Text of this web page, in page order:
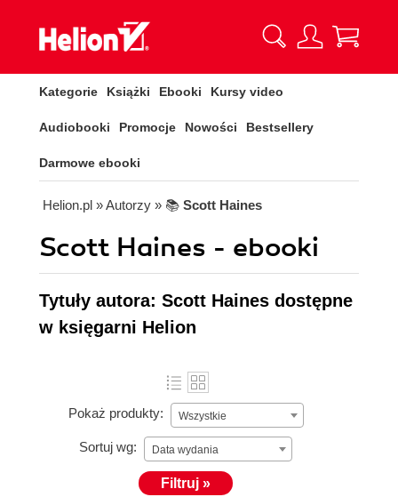
Kategorie Książki Ebooki Kursy video
Audiobooki Promocje Nowości Bestsellery
Darmowe ebooki
Helion.pl » Autorzy » 📚 Scott Haines
Scott Haines - ebooki
Tytuły autora: Scott Haines dostępne
w księgarni Helion
Pokaż produkty: Wszystkie
Sortuj wg: Data wydania
Filtruj »